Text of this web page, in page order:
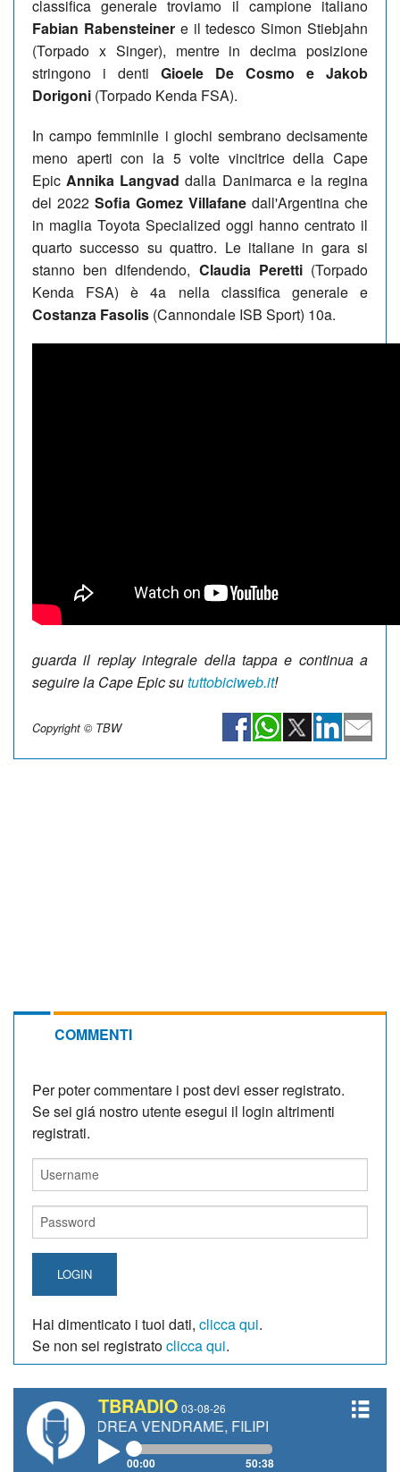
classifica generale troviamo il campione italiano
Fabian Rabensteinere il tedesco Simon Stiebjahn
(Torpado x Singer), mentre in decima posizione
stringono i denti Gioele De Cosmo e Jakob
Dorigoni (Torpado Kenda FSA).
In campo femminile i giochi sembrano decisamente
meno aperti con la 5 volte vincitrice della Cape
EpicAnnika Langvaddalla Danimarca e la regina
del 2022 Sofia Gomez Villafane dall'Argentina che
in maglia Toyota Specialized oggi hanno centrato il
quarto successo su quattro. Le italiane in gara si
stanno ben difendendo, Claudia Peretti(Torpado
Kenda FSA) è 4a nella classifica generale e
Costanza Fasolis (Cannondale ISB Sport) 10a.
guarda il replay integrale della tappa e continua a
seguire la Cape Epic sututtobiciweb.it!
Copyright © TBW
COMMENTI
Per poter commentare i post devi esser registrato.
Se sei giá nostro utente esegui il login altrimenti
registrati.
LOGIN
Hai dimenticato i tuoi dati, clicca qui.
Se non sei registratoclicca qui.
TBRADIO 03-08-26
VENDRAME, FILIPPO FIORELLI
00:00 50:38